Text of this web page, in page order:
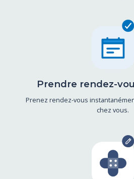
Prendre rendez-
Prenez rendez-vous
chez vous.